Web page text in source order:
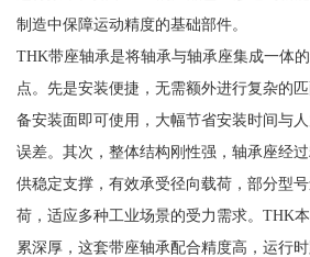
制造中保障运动精度的基础部件。
THK带座轴承是将轴承与轴承座集成一体
点。先是安装便捷，无需额外进行复杂的
备安装面即可使用，大幅节省安装时间与
误差。其次，整体结构刚性强，轴承座经
供稳定支撑，有效承受径向载荷，部分型
荷，适应多种工业场景的受力需求。THK
累深厚，这套带座轴承配合精度高，运行